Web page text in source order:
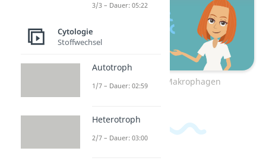
Zum Video: Makrophagen
3/3 – Dauer: 05:22
Cytologie
Stoffwechsel
Autotroph
1/7 – Dauer: 02:59
Heterotroph
2/7 – Dauer: 03:00